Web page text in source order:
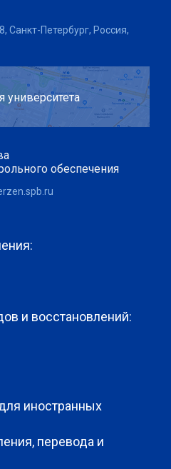
Санкт-Петербург, Россия,
университета
обеспечения
и восстановлений:
иностранных
перевода и